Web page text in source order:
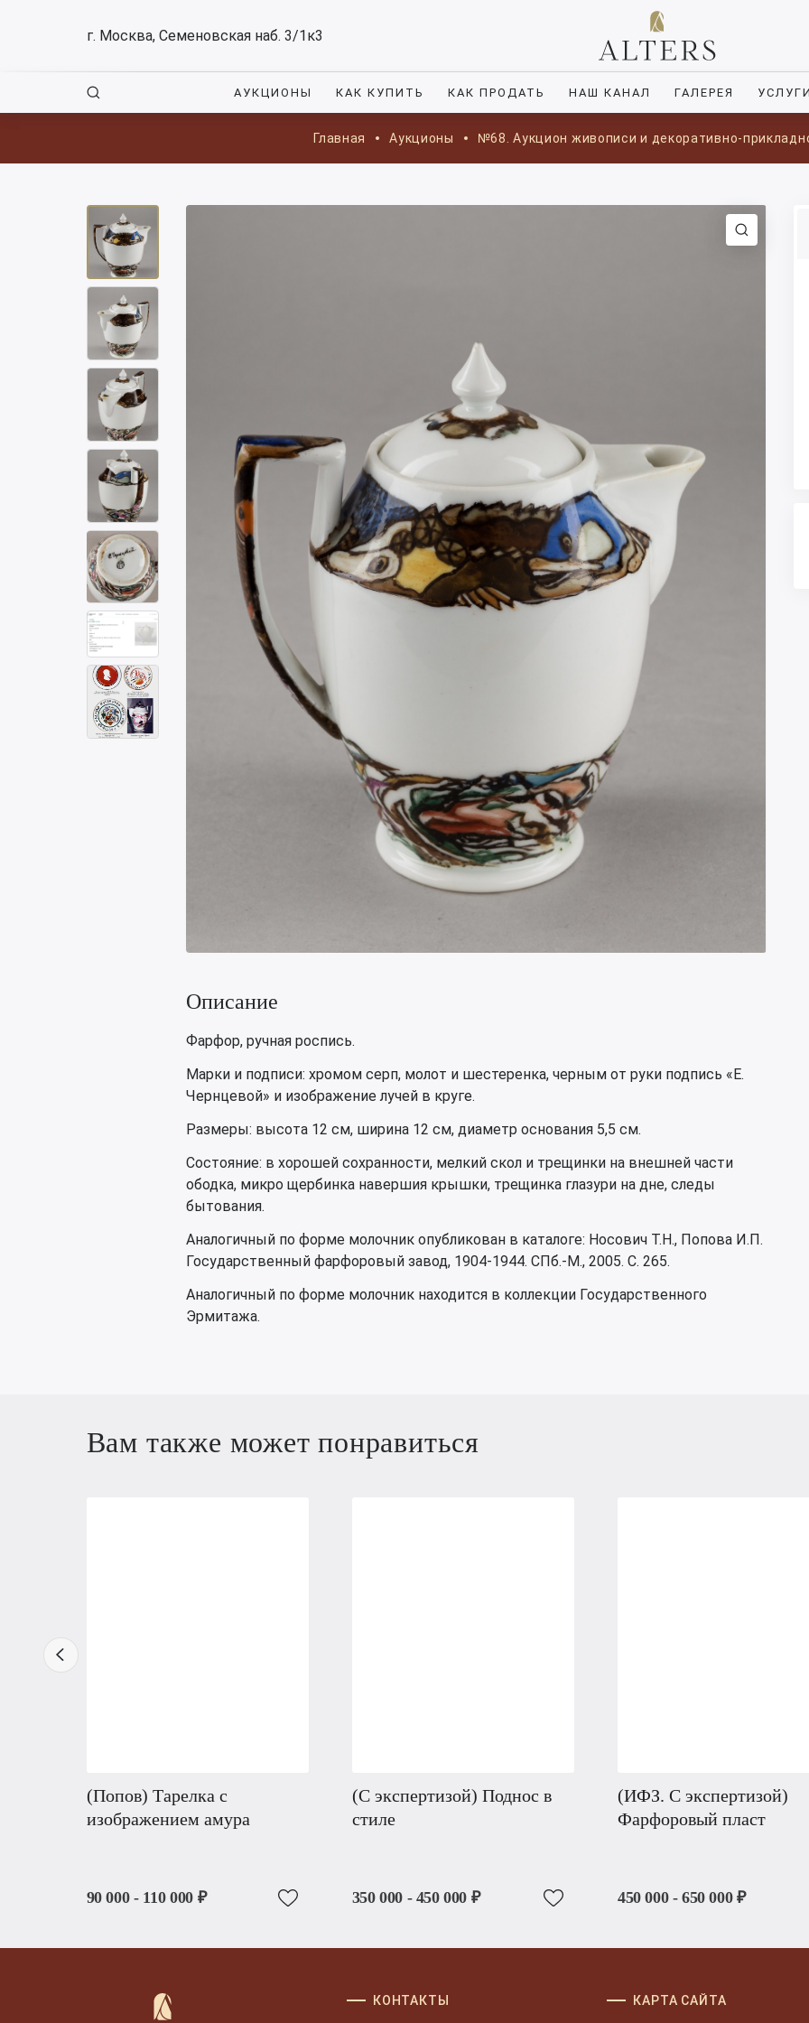
г. Москва, Семеновская наб. 3/1к3
АУКЦИОНЫ КАК КУПИТЬ КАК ПРОДАТЬ НАШ КАНАЛ ГАЛЕРЕЯ
Главная Аукционы №68. Аукцион живописи и декоративно-
Описание
Фарфор, ручная роспись.
Марки и подписи: хромом серп, молот и шестеренка, черным от руки подпись «Е.
Чернцевой» и изображение лучей в круге.
Размеры: высота 12 см, ширина 12 см, диаметр основания 5,5 см.
Состояние: в хорошей сохранности, мелкий скол и трещинки на внешней части
ободка, микро щербинка навершия крышки, трещинка глазури на дне, следы
бытования.
Аналогичный по форме молочник опубликован в каталоге: Носович Т.Н., Попова И.П.
Государственный фарфоровый завод, 1904-1944. СПб.-М., 2005. С. 265.
Аналогичный по форме молочник находится в коллекции Государственного
Эрмитажа.
Вам также может понравиться
(Попов) Тарелка с
изображением амура
90 000 - 110 000 ₽
(С экспертизой) Поднос в
стиле
350 000 - 450 000 ₽
(ИФЗ. С экспертизой)
Фарфоровый пласт
450 000 - 650 000 ₽
КОНТАКТЫ КАРТА САЙТА